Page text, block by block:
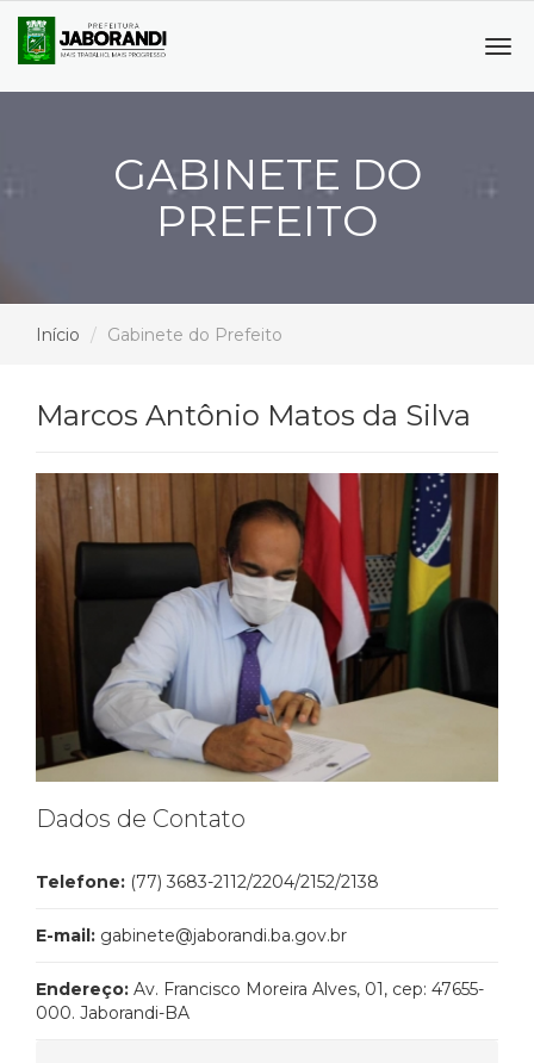
GABINETE DO
PREFEITO
Início Gabinete do Prefeito
Marcos Antônio Matos da Silva
Dados de Contato
Telefone: (77) 3683-2112/2204/2152/2138
E-mail: gabinete@jaborandi.ba.gov.br
Endereço: Av. Francisco Moreira Alves, 01, cep: 47655-
000. Jaborandi-BA